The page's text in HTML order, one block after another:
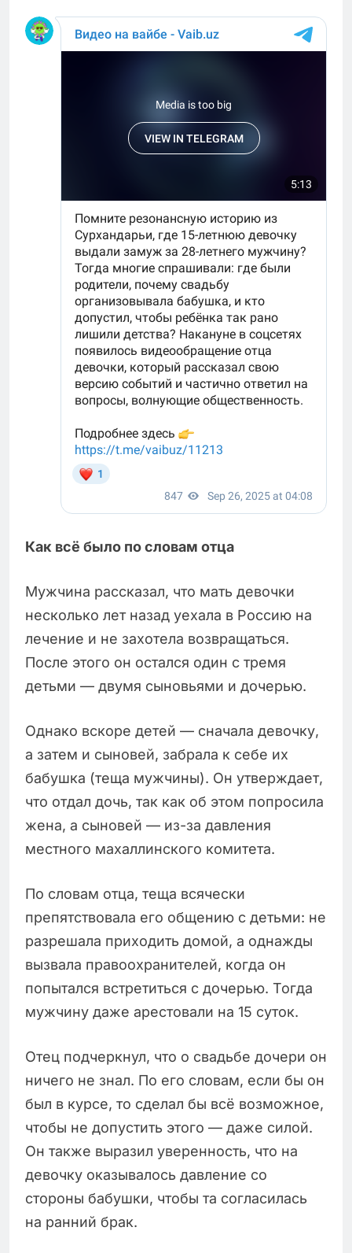
Как всё было по словам отца
Мужчина рассказал, что мать девочки
несколько лет назад уехала в Россию на
лечение и не захотела возвращаться.
После этого он остался один с тремя
детьми — двумя сыновьями и дочерью.
Однако вскоре детей — сначала девочку,
а затем и сыновей, забрала к себе их
бабушка (теща мужчины). Он утверждает,
что отдал дочь, так как об этом попросила
жена, а сыновей — из-за давления
местного махаллинского комитета.
По словам отца, теща всячески
препятствовала его общению с детьми: не
разрешала приходить домой, а однажды
вызвала правоохранителей, когда он
попытался встретиться с дочерью. Тогда
мужчину даже арестовали на 15 суток.
Отец подчеркнул, что о свадьбе дочери он
ничего не знал. По его словам, если бы он
был в курсе, то сделал бы всё возможное,
чтобы не допустить этого — даже силой.
Он также выразил уверенность, что на
девочку оказывалось давление со
стороны бабушки, чтобы та согласилась
на ранний брак.